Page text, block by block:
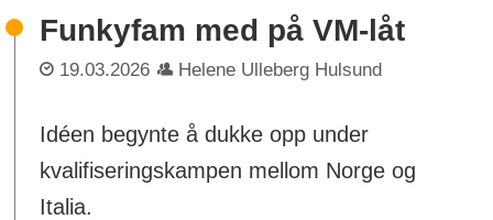
Funkyfam med på VM-låt
19.03.2026 Helene Ulleberg Hulsund
Idéen begynte å dukke opp under
kvalifiseringskampen mellom Norge og
Italia.